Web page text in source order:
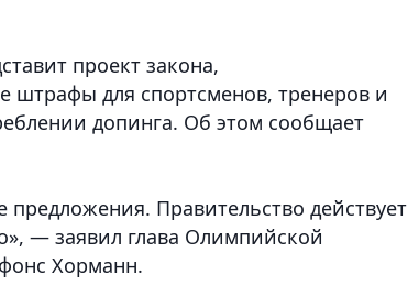
проект закона,
для спортсменов, тренеров и
допинга. Об этом сообщает
Правительство действует
— заявил глава Олимпийской
Хорманн.